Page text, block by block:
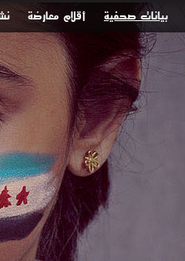
بيانات صحفية أقلام معارضة